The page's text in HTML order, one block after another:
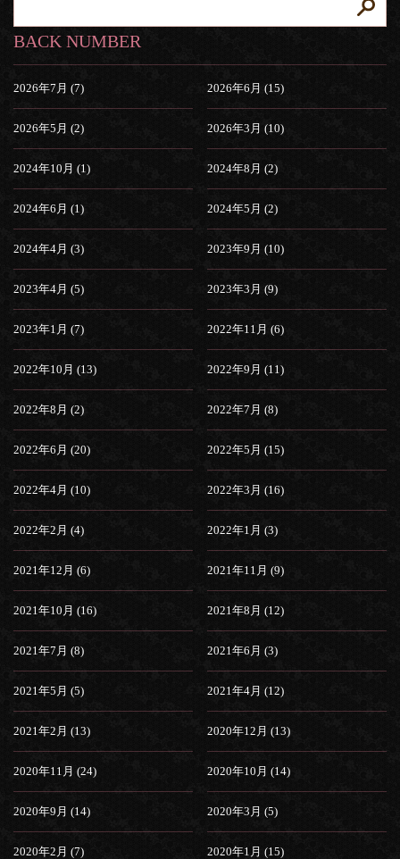
BACK NUMBER
2026年7月 (7) 2026年6月 (15)
2026年5月 (2) 2026年3月 (10)
2024年10月 (1) 2024年8月 (2)
2024年6月 (1) 2024年5月 (2)
2024年4月 (3) 2023年9月 (10)
2023年4月 (5) 2023年3月 (9)
2023年1月 (7) 2022年11月 (6)
2022年10月 (13) 2022年9月 (11)
2022年8月 (2) 2022年7月 (8)
2022年6月 (20) 2022年5月 (15)
2022年4月 (10) 2022年3月 (16)
2022年2月 (4) 2022年1月 (3)
2021年12月 (6) 2021年11月 (9)
2021年10月 (16) 2021年8月 (12)
2021年7月 (8) 2021年6月 (3)
2021年5月 (5) 2021年4月 (12)
2021年2月 (13) 2020年12月 (13)
2020年11月 (24) 2020年10月 (14)
2020年9月 (14) 2020年3月 (5)
2020年2月 (7) 2020年1月 (15)